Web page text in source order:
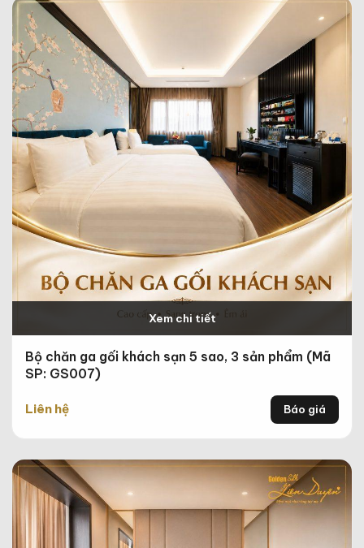
Xem chi tiết
Bộ chăn ga gối khách sạn 5 sao, 3 sản phẩm (Mã
SP: GS007)
Liên hệ Báo giá